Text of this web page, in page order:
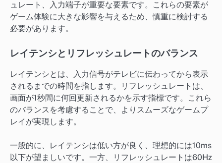
ュレート、入力端子が重要な要素です。これらの要素が
ゲーム体験に大きな影響を与えるため、慎重に検討する
必要があります。
レイテンシとリフレッシュレートのバランス
レイテンシとは、入力信号がテレビに伝わってから表示
されるまでの時間を指します。リフレッシュレートは、
画面が1秒間に何回更新されるかを示す指標です。これら
のバランスを考慮することで、よりスムーズなゲームプ
レイが実現します。
一般的に、レイテンシは低い方が良く、理想的には10ms
以下が望ましいです。一方、リフレッシュレートは60Hz